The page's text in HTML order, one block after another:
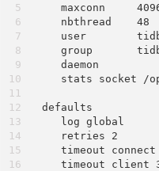
maxconn     4096
nbthread    48
user
group       tidb
daemon
stats socket /
defaults
log global
retries 2
timeout connect
timeout client